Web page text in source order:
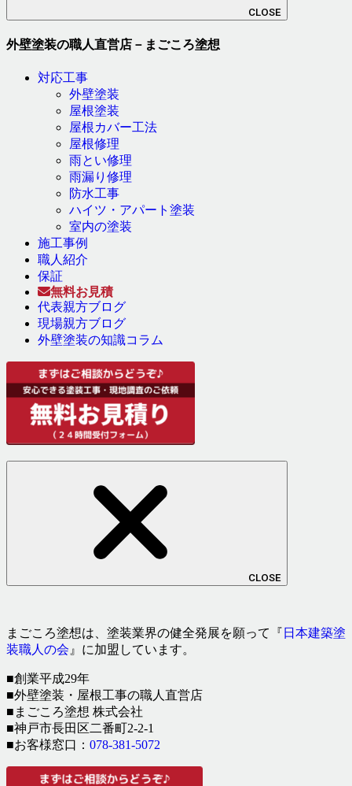
CLOSE
外壁塗装の職人直営店－まごころ塗想
対応工事
外壁塗装
屋根塗装
屋根カバー工法
屋根修理
雨とい修理
雨漏り修理
防水工事
ハイツ・アパート塗装
室内の塗装
施工事例
職人紹介
保証
無料お見積
代表親方ブログ
現場親方ブログ
外壁塗装の知識コラム
CLOSE
まごころ塗想は、塗装業界の健全発展を願って『 日本建築塗
装職人の会 』に加盟しています。
■創業平成29年
■外壁塗装・屋根工事の職人直営店
■まごころ塗想 株式会社
■神戸市長田区二番町2-2-1
■お客様窓口： 078-381-5072